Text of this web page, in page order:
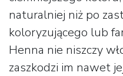
naturalniej niż po
koloryzującego lub
Henna nie niszczy
zaszkodzi im nawet